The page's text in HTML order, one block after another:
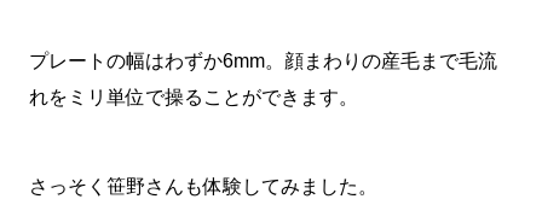
プレートの幅はわずか6mm。顔まわりの産毛まで毛流
れをミリ単位で操ることができます。
さっそく笹野さんも体験してみました。